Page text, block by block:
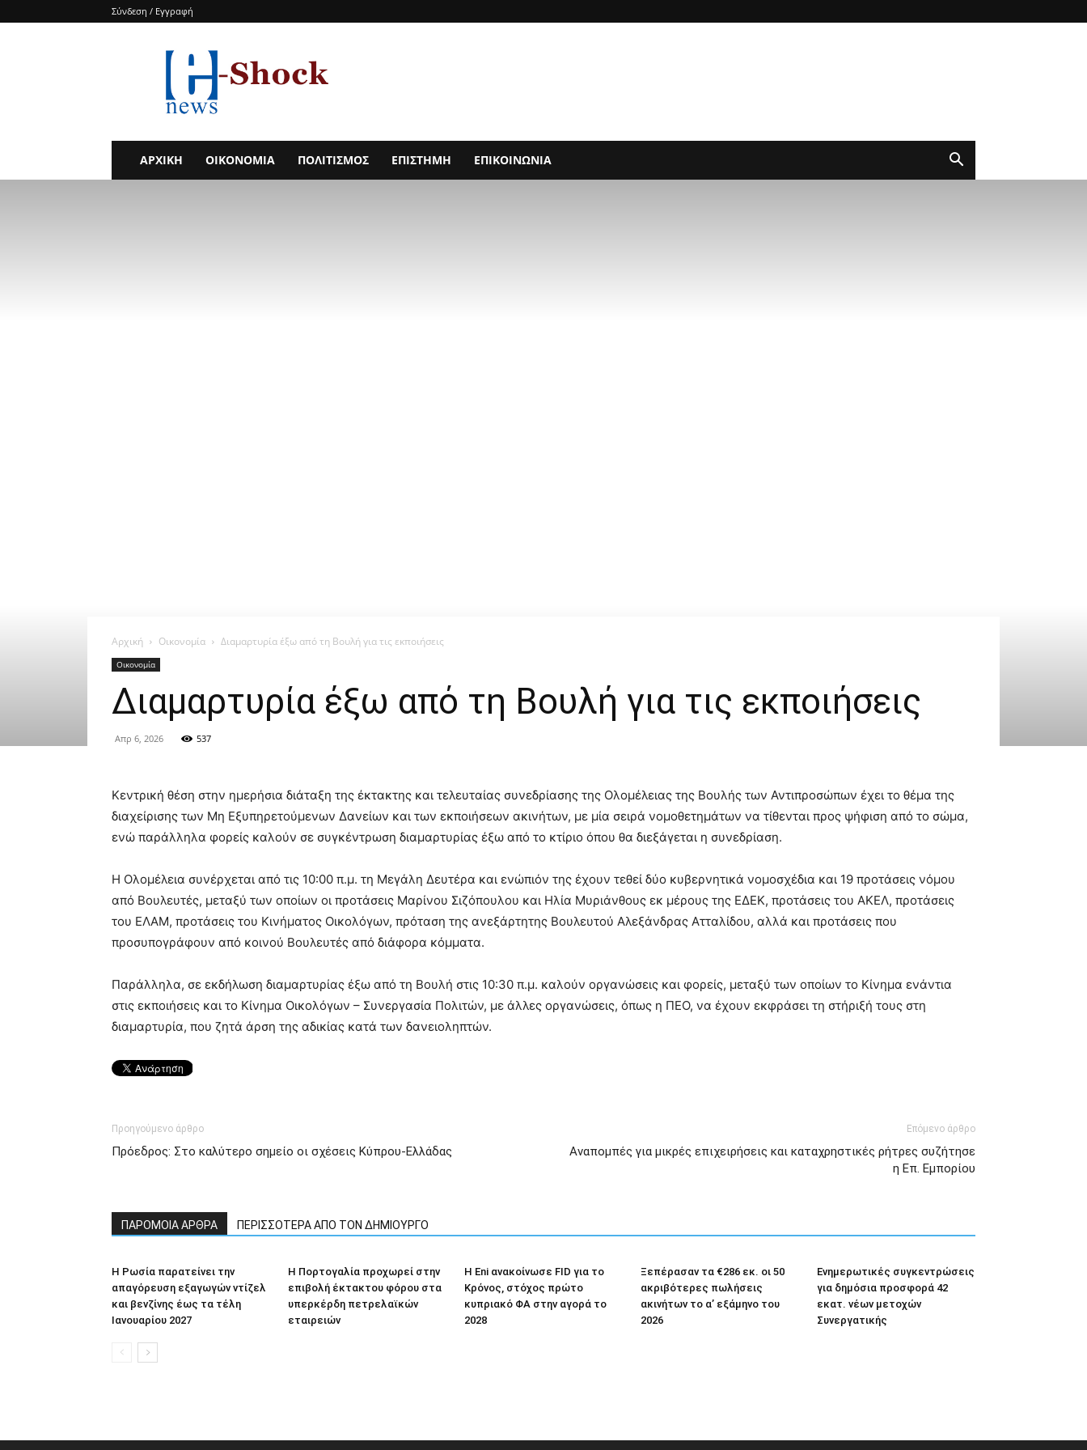
Σύνδεση / Εγγραφή
SHOCKnews
ΑΡΧΙΚΗ ΟΙΚΟΝΟΜΙΑ ΠΟΛΙΤΙΣΜΟΣ ΕΠΙΣΤΗΜΗ ΕΠΙΚΟΙΝΩΝΙΑ
Αρχική Οικονομία Διαμαρτυρία έξω από τη Βουλή για τις εκποιήσεις
Οικονομία
Διαμαρτυρία έξω από τη Βουλή για τις εκποιήσεις
Απρ 6, 2026 537
Κεντρική θέση στην ημερήσια διάταξη της έκτακτης και τελευταίας συνεδρίασης της Ολομέλειας της Βουλής των Αντιπροσώπων έχει το θέμα της
διαχείρισης των Μη Εξυπηρετούμενων Δανείων και των εκποιήσεων ακινήτων, με μία σειρά νομοθετημάτων να τίθενται προς ψήφιση από το σώμα,
ενώ παράλληλα φορείς καλούν σε συγκέντρωση διαμαρτυρίας έξω από το κτίριο όπου θα διεξάγεται η συνεδρίαση.
Η Ολομέλεια συνέρχεται από τις 10:00 π.μ. τη Μεγάλη Δευτέρα και ενώπιόν της έχουν τεθεί δύο κυβερνητικά νομοσχέδια και 19 προτάσεις νόμου
από Βουλευτές, μεταξύ των οποίων οι προτάσεις Μαρίνου Σιζόπουλου και Ηλία Μυριάνθους εκ μέρους της ΕΔΕΚ, προτάσεις του ΑΚΕΛ, προτάσεις
του ΕΛΑΜ, προτάσεις του Κινήματος Οικολόγων, πρόταση της ανεξάρτητης Βουλευτού Αλεξάνδρας Ατταλίδου, αλλά και προτάσεις που
προσυπογράφουν από κοινού Βουλευτές από διάφορα κόμματα.
Παράλληλα, σε εκδήλωση διαμαρτυρίας έξω από τη Βουλή στις 10:30 π.μ. καλούν οργανώσεις και φορείς, μεταξύ των οποίων το Κίνημα ενάντια
στις εκποιήσεις και το Κίνημα Οικολόγων – Συνεργασία Πολιτών, με άλλες οργανώσεις, όπως η ΠΕΟ, να έχουν εκφράσει τη στήριξή τους στη
διαμαρτυρία, που ζητά άρση της αδικίας κατά των δανειοληπτών.
Προηγούμενο άρθρο
Πρόεδρος: Στο καλύτερο σημείο οι σχέσεις Κύπρου-Ελλάδας
Επόμενο άρθρο
Αναπομπές για μικρές επιχειρήσεις και καταχρηστικές ρήτρες συζήτησε
η Επ. Εμπορίου
ΠΑΡΟΜΟΙΑ ΑΡΘΡΑ ΠΕΡΙΣΣΟΤΕΡΑ ΑΠΟ ΤΟΝ ΔΗΜΙΟΥΡΓΟ
Η Ρωσία παρατείνει την
απαγόρευση εξαγωγών ντίζελ
και βενζίνης έως τα τέλη
Ιανουαρίου 2027
Η Πορτογαλία προχωρεί στην
επιβολή έκτακτου φόρου στα
υπερκέρδη πετρελαϊκών
εταιρειών
Η Eni ανακοίνωσε FID για το
Κρόνος, στόχος πρώτο
κυπριακό ΦΑ στην αγορά το
2028
Ξεπέρασαν τα €286 εκ. οι 50
ακριβότερες πωλήσεις
ακινήτων το α’ εξάμηνο του
2026
Ενημερωτικές συγκεντρώσεις
για δημόσια προσφορά 42
εκατ. νέων μετοχών
Συνεργατικής